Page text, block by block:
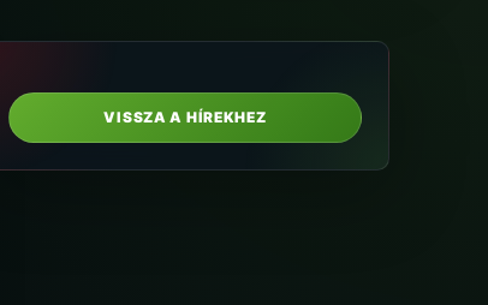
VISSZA A HÍREKHEZ